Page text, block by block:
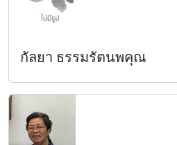
กัลยา ธรรมรัตนพคุณ